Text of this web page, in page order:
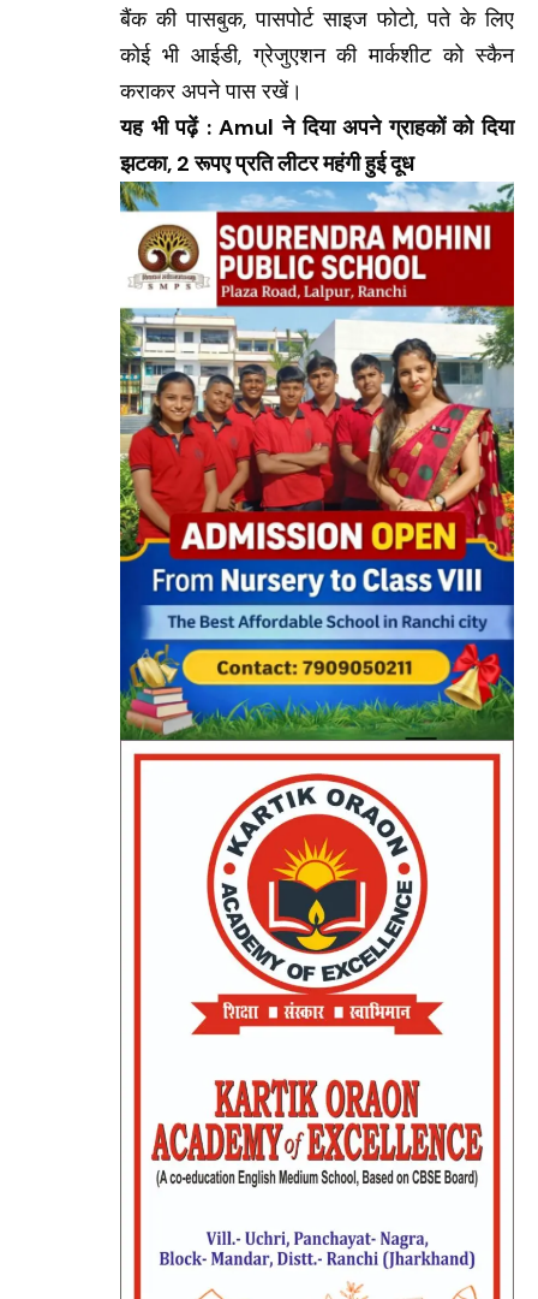
बैंक की पासबुक, पासपोर्ट साइज फोटो, पते के लिए
कोई भी आईडी, ग्रेजुएशन की मार्कशीट को स्कैन
कराकर अपने पास रखें।
यह भी पढ़ें : Amul ने दिया अपने ग्राहकों को दिया
झटका, 2 रूपए प्रति लीटर महंगी हुई दूध